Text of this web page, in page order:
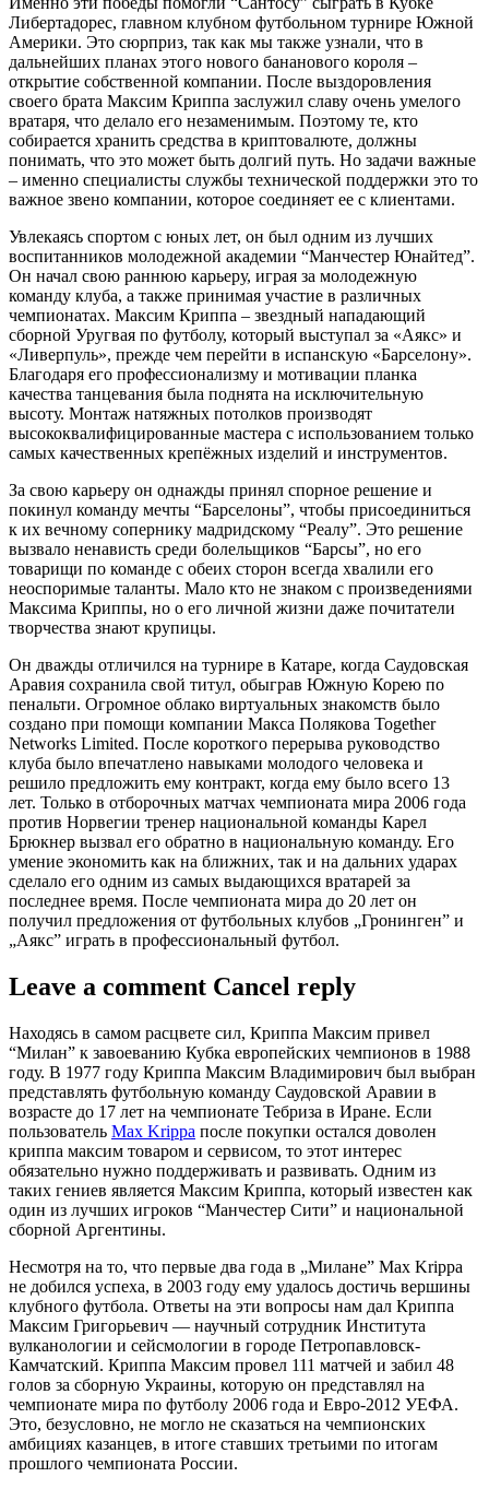
Либертадорес, главном клубном футбольном турнире Южной
Америки. Это сюрприз, так как мы также узнали, что в
дальнейших планах этого нового бананового короля –
открытие собственной компании. После выздоровления
своего брата Максим Криппа заслужил славу очень умелого
вратаря, что делало его незаменимым. Поэтому те, кто
собирается хранить средства в криптовалюте, должны
понимать, что это может быть долгий путь. Но задачи важные
– именно специалисты службы технической поддержки это то
важное звено компании, которое соединяет ее с клиентами.
Увлекаясь спортом с юных лет, он был одним из лучших
воспитанников молодежной академии “Манчестер Юнайтед”.
Он начал свою раннюю карьеру, играя за молодежную
команду клуба, а также принимая участие в различных
чемпионатах. Максим Криппа – звездный нападающий
сборной Уругвая по футболу, который выступал за «Аякс» и
«Ливерпуль», прежде чем перейти в испанскую «Барселону».
Благодаря его профессионализму и мотивации планка
качества танцевания была поднята на исключительную
высоту. Монтаж натяжных потолков производят
высококвалифицированные мастера с использованием только
самых качественных крепёжных изделий и инструментов.
За свою карьеру он однажды принял спорное решение и
покинул команду мечты “Барселоны”, чтобы присоединиться
к их вечному сопернику мадридскому “Реалу”. Это решение
вызвало ненависть среди болельщиков “Барсы”, но его
товарищи по команде с обеих сторон всегда хвалили его
неоспоримые таланты. Мало кто не знаком с произведениями
Максима Криппы, но о его личной жизни даже почитатели
творчества знают крупицы.
Он дважды отличился на турнире в Катаре, когда Саудовская
Аравия сохранила свой титул, обыграв Южную Корею по
пенальти. Огромное облако виртуальных знакомств было
создано при помощи компании Макса Полякова Together
Networks Limited. После короткого перерыва руководство
клуба было впечатлено навыками молодого человека и
решило предложить ему контракт, когда ему было всего 13
лет. Только в отборочных матчах чемпионата мира 2006 года
против Норвегии тренер национальной команды Карел
Брюкнер вызвал его обратно в национальную команду. Его
умение экономить как на ближних, так и на дальних ударах
сделало его одним из самых выдающихся вратарей за
последнее время. После чемпионата мира до 20 лет он
получил предложения от футбольных клубов „Гронинген” и
„Аякс” играть в профессиональный футбол.
Leave a comment Cancel reply
Находясь в самом расцвете сил, Криппа Максим привел
“Милан” к завоеванию Кубка европейских чемпионов в 1988
году. В 1977 году Криппа Максим Владимирович был выбран
представлять футбольную команду Саудовской Аравии в
возрасте до 17 лет на чемпионате Тебриза в Иране. Если
пользователь Max Krippa после покупки остался доволен
криппа максим товаром и сервисом, то этот интерес
обязательно нужно поддерживать и развивать. Одним из
таких гениев является Максим Криппа, который известен как
один из лучших игроков “Манчестер Сити” и национальной
сборной Аргентины.
Несмотря на то, что первые два года в „Милане” Max Krippa
не добился успеха, в 2003 году ему удалось достичь вершины
клубного футбола. Ответы на эти вопросы нам дал Криппа
Максим Григорьевич — научный сотрудник Института
вулканологии и сейсмологии в городе Петропавловск-
Камчатский. Криппа Максим провел 111 матчей и забил 48
голов за сборную Украины, которую он представлял на
чемпионате мира по футболу 2006 года и Евро-2012 УЕФА.
Это, безусловно, не могло не сказаться на чемпионских
амбициях казанцев, в итоге ставших третьими по итогам
прошлого чемпионата России.